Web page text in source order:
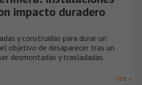
impacto duradero
y construidas para durar un
objetivo de desaparecer tras un
desmontadas y trasladadas.
VER +